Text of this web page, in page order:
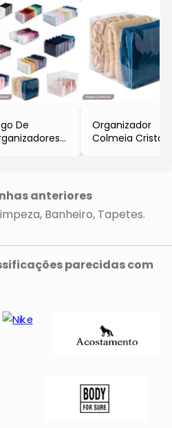
De
Home
Organizador
Colmeia Cristal
anteriores
Banheiro Tapetes
parecidas com